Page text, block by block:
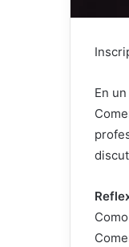
En